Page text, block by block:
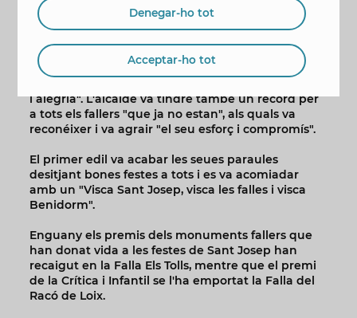
unes paraules als assistents, agraint de manera
especial "l'enorme treball i l'esforç" que realitzen
a mantindre vives les festes de Sant Josep a
Benidorm. "Unes festes –va dir–, obertes a tots, que
i alegria". L'alcalde va tindre també un record per
a tots els fallers "que ja no estan", als quals va
reconéixer i va agrair "el seu esforç i compromís".
El primer edil va acabar les seues paraules
desitjant bones festes a tots i es va acomiadar
amb un "Visca Sant Josep, visca les falles i visca
Benidorm".
Enguany els premis dels monuments fallers que
han donat vida a les festes de Sant Josep han
recaigut en la Falla Els Tolls, mentre que el premi
de la Crítica i Infantil se l'ha emportat la Falla del
Racó de Loix.
Denegar-ho tot
Acceptar-ho tot